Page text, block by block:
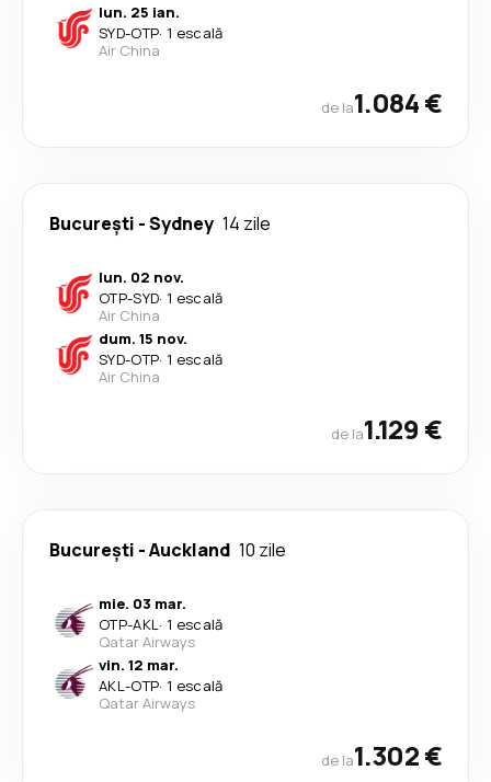
lun. 25 ian.
SYD-OTP· 1 escală
Air China
de la1.084 €
București -Sydney 14 zile
lun. 02 nov.
OTP-SYD· 1 escală
Air China
dum. 15 nov.
SYD-OTP· 1 escală
Air China
de la1.129 €
București -Auckland 10 zile
mie. 03 mar.
OTP-AKL· 1 escală
Qatar Airways
vin. 12 mar.
AKL-OTP· 1 escală
Qatar Airways
de la1.302 €